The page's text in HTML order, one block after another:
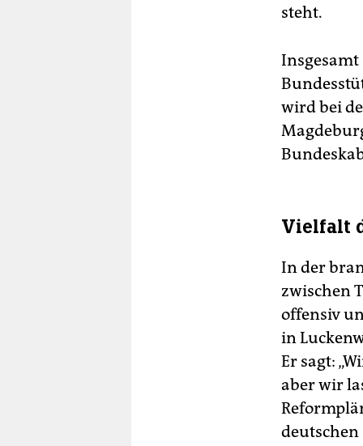
steht.
Insgesamt
wird bei
Vielfalt
In der
zwischen
offensiv
in
Er sagt:
aber wir